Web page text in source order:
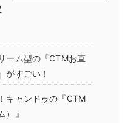
ーム型の『CTMお直
がすごい！
キャンドゥの『CTM
）』